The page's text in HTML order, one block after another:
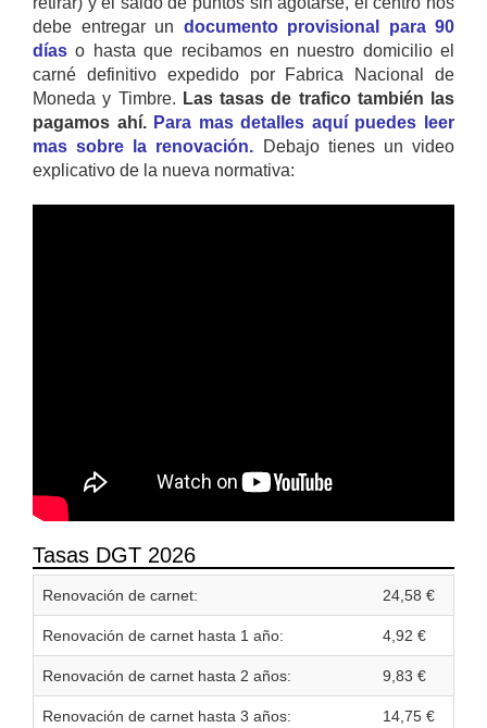
debe entregar un documento provisional para 90
días o hasta que recibamos en nuestro domicilio el
carné definitivo expedido por Fabrica Nacional de
Moneda y Timbre. Las tasas de trafico también las
pagamos ahí. Para mas detalles aquí puedes leer
mas sobre la renovación. Debajo tienes un video
explicativo de la nueva normativa:
Tasas DGT 2026
Renovación de carnet: 24,58 €
Renovación de carnet hasta 1 año: 4,92 €
Renovación de carnet hasta 2 años: 9,83 €
Renovación de carnet hasta 3 años: 14,75 €